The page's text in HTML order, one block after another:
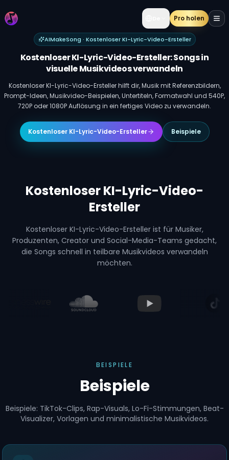
Pro holen
AIMakeSong · Kostenloser KI-Lyric-Video-Ersteller
Kostenloser KI-Lyric-Video-Ersteller: Songs in
visuelle Musikvideos verwandeln
Kostenloser KI-Lyric-Video-Ersteller hilft dir, Musik mit Referenzbildern,
Prompt-Ideen, Musikvideo-Beispielen, Untertiteln, Formatwahl und 540P,
720P oder 1080P Auflösung in ein fertiges Video zu verwandeln.
Kostenloser KI-Lyric-Video-Ersteller Beispiele
Kostenloser KI-Lyric-Video-
Ersteller
Kostenloser KI-Lyric-Video-Ersteller ist für Musiker,
Produzenten, Creator und Social-Media-Teams gedacht,
die Songs schnell in teilbare Musikvideos verwandeln
möchten.
BEISPIELE
Beispiele
Beispiele: TikTok-Clips, Rap-Visuals, Lo-Fi-Stimmungen, Beat-
Visualizer, Vorlagen und minimalistische Musikvideos.